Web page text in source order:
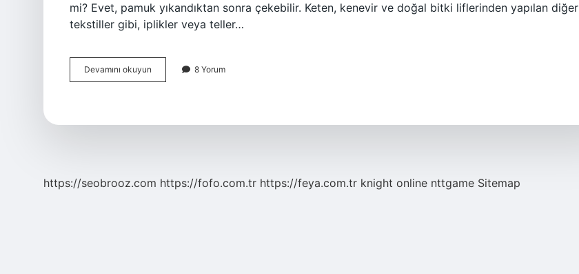
mi? Evet, pamuk yıkandıktan sonra çekebilir. Keten, kenevir ve doğal bitki liflerinden yapılan diğer
tekstiller gibi, iplikler veya teller…
Devamını okuyun
Pamuk
8 Yorum
https://seobrooz.com https://fofo.com.tr https://feya.com.tr knight online nttgame Sitemap